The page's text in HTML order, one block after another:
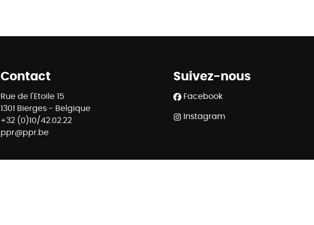
Contact
Rue de l'Etoile 15
1301 Bierges - Belgique
+32 (0)10/42.02.22
ppr@ppr.be
Suivez-nous
Facebook
Instagram